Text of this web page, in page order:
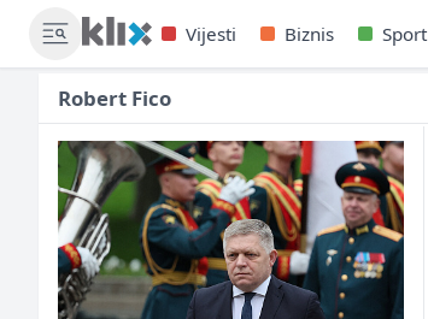
Vijesti Biznis Sport
Robert Fico